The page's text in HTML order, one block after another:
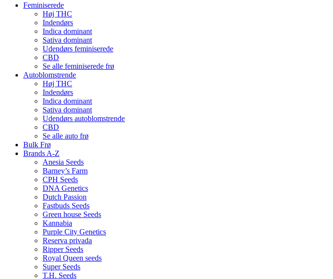
Feminiserede
Høj THC
Indendørs
Indica dominant
Sativa dominant
Udendørs feminiserede
CBD
Se alle feminiserede frø
Autoblomstrende
Høj THC
Indendørs
Indica dominant
Sativa dominant
Udendørs autoblomstrende
CBD
Se alle auto frø
Bulk Frø
Brands A-Z
Anesia Seeds
Barney’s Farm
CPH Seeds
DNA Genetics
Dutch Passion
Fastbuds Seeds
Green house Seeds
Kannabia
Purple City Genetics
Reserva privada
Ripper Seeds
Royal Queen seeds
Super Seeds
T.H. Seeds